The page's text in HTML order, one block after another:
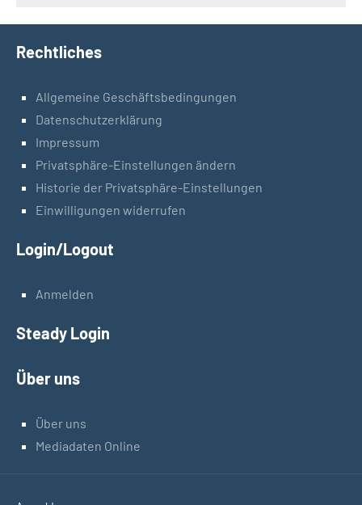
Rechtliches
Allgemeine Geschäftsbedingungen
Datenschutzerklärung
Impressum
Privatsphäre-Einstellungen ändern
Historie der Privatsphäre-Einstellungen
Einwilligungen widerrufen
Login/Logout
Anmelden
Steady Login
Über uns
Über uns
Mediadaten Online